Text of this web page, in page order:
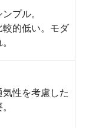
プル。
的低い。モダ
性を考慮した